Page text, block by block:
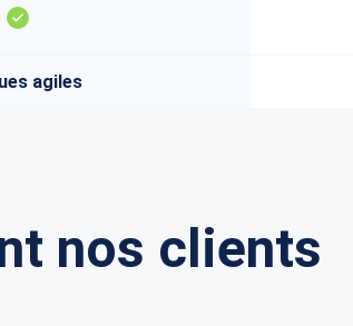
agiles
nos clients